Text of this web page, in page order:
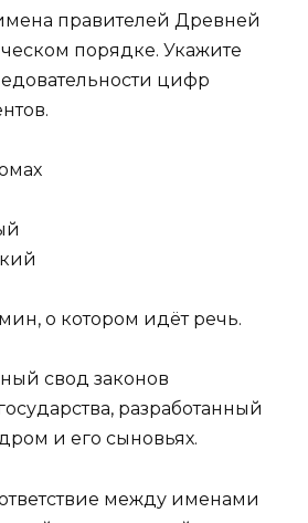
правителей Древней
порядке. Укажите
цифр
о котором идёт речь.
свод законов
разработанный
и его сыновьях.
между именами